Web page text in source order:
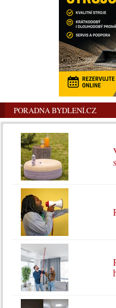
PORADNA BYDLENÍ.CZ